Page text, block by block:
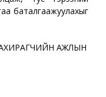
баталгаажуулахыг
АЖЛЫН